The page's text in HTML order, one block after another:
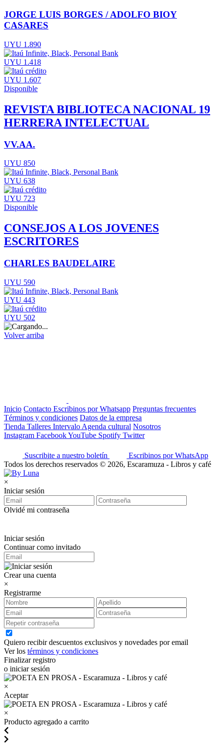
JORGE LUIS BORGES / ADOLFO BIOY
CASARES
UYU 1.890
UYU 1.418
UYU 1.607
Disponible
REVISTA BIBLIOTECA NACIONAL 19
HERRERA INTELECTUAL
VV.AA.
UYU 850
UYU 638
UYU 723
Disponible
CONSEJOS A LOS JOVENES
ESCRITORES
CHARLES BAUDELAIRE
UYU 590
UYU 443
UYU 502
Volver arriba
Inicio Contacto Escribinos por Whatsapp Preguntas frecuentes
Términos y condiciones Datos de la empresa
Tienda Talleres Intervalo Agenda cultural Nosotros
Instagram FacebookYouTube Spotify Twitter
Suscribite a nuestro boletín
Escribinos por WhatsApp
Todos los derechos reservados © 2026, Escaramuza - Libros y café
×
Iniciar sesión
Olvidé mi contraseña
Iniciar sesión
Continuar como invitado
Crear una cuenta
×
Registrarme
Quiero recibir descuentos exclusivos y novedades por email
Ver los términos y condiciones
Finalizar registro
o iniciar sesión
×
Aceptar
×
Producto agregado a carrito